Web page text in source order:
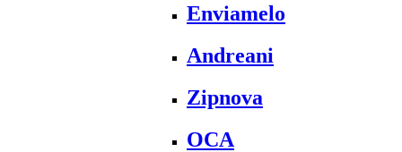
Enviamelo
Andreani
Zipnova
OCA